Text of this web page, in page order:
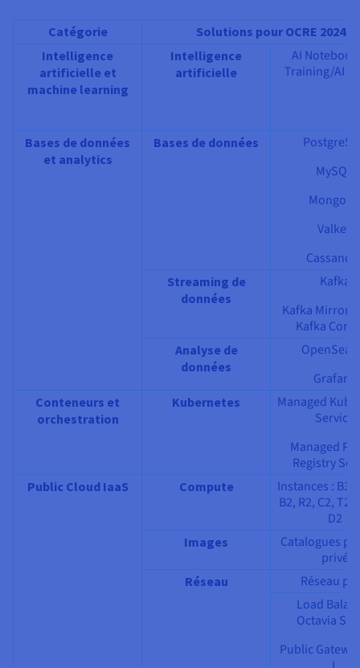
Catégorie
Solutions pour OCRE 2024
Intelligence
artificielle et
machine learning
Intelligence
artificielle
AI
Training/AI
Bases de données
et analytics
Bases de données
MySQL
Valkey
Streaming de
données
Kafka
Kafka Mirror
Kafka
Analyse de
données
Grafana
Conteneurs et
orchestration
Kubernetes
Managed
Service
Managed
Registry
Public Cloud IaaS Compute
Instances : B3,
B2, R2, C2, T2,
D2
Images
Catalogues
privé
Réseau
Réseau
Load
Octavia S,
Public